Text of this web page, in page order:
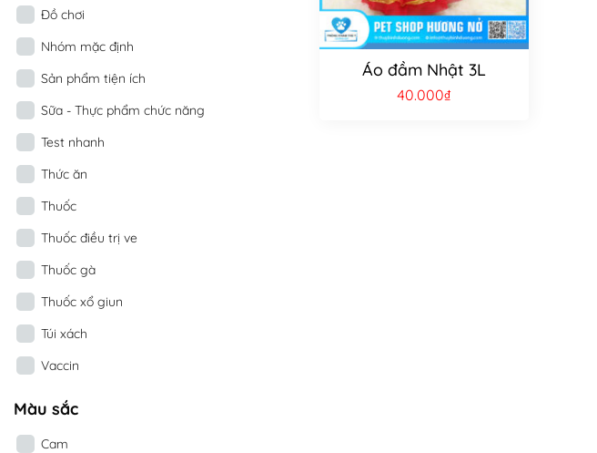
Đồ chơi
Nhóm mặc định
Sản phẩm tiện ích
Sữa - Thực phẩm chức năng
Test nhanh
Thức ăn
Thuốc
Thuốc điều trị ve
Thuốc gà
Thuốc xổ giun
Túi xách
Vaccin
Màu sắc
Cam
Áo đầm Nhật 3L
40.000₫